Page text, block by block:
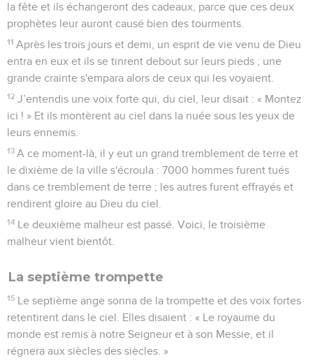
la fête et ils échangeront des cadeaux, parce que ces deux
prophètes leur auront causé bien des tourments.
11 Après les trois jours et demi, un esprit de vie venu de Dieu
entra en eux et ils se tinrent debout sur leurs pieds ; une
grande crainte s'empara alors de ceux qui les voyaient.
12 J’entendis une voix forte qui, du ciel, leur disait : « Montez
ici ! » Et ils montèrent au ciel dans la nuée sous les yeux de
leurs ennemis.
13 A ce moment-là, il y eut un grand tremblement de terre et
le dixième de la ville s'écroula : 7000 hommes furent tués
dans ce tremblement de terre ; les autres furent effrayés et
rendirent gloire au Dieu du ciel.
14 Le deuxième malheur est passé. Voici, le troisième
malheur vient bientôt.
La septième trompette
15 Le septième ange sonna de la trompette et des voix fortes
retentirent dans le ciel. Elles disaient : « Le royaume du
monde est remis à notre Seigneur et à son Messie, et il
régnera aux siècles des siècles. »